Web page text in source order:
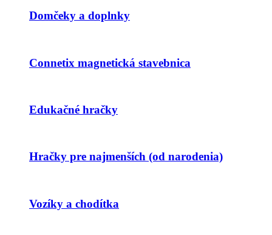
Domčeky a doplnky
Connetix magnetická stavebnica
Edukačné hračky
Hračky pre najmenších (od narodenia)
Vozíky a chodítka